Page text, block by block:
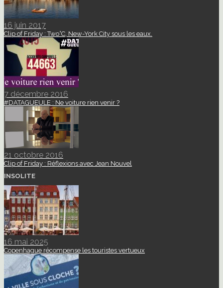
16 juin 2017
Clip of Friday : Two°C, New-York City sous les eaux.
7 décembre 2016
#DATAGUEULE : Ne voiture rien venir ?
21 octobre 2016
Clip of Friday : Réflexions avec Jean Nouvel
INSOLITE
16 mai 2025
Copenhague récompense les touristes vertueux